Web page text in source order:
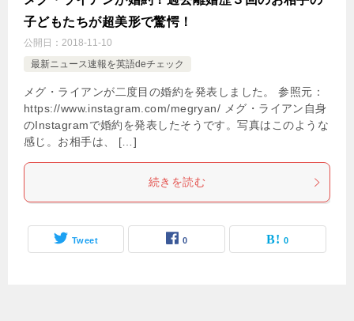
子どもたちが超美形で驚愕！
公開日： 2018-11-10
最新ニュース速報を英語deチェック
メグ・ライアンが二度目の婚約を発表しました。 参照元：
https://www.instagram.com/megryan/ メグ・ライアン自身
のInstagramで婚約を発表したそうです。写真はこのような
感じ。お相手は、 […]
続きを読む
Tweet 0 0